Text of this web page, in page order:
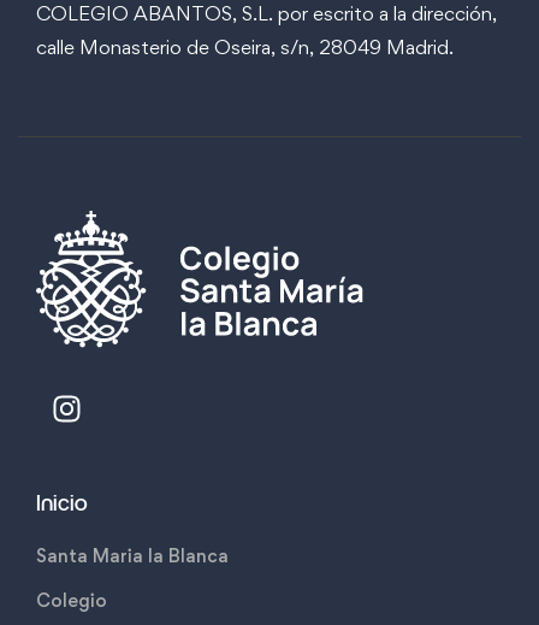
COLEGIO ABANTOS, S.L. por escrito a la dirección,
calle Monasterio de Oseira, s/n, 28049 Madrid.
Inicio
Santa Maria la Blanca
Colegio